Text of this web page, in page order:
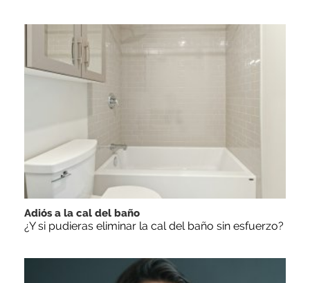
Adiós a la cal del baño
¿Y si pudieras eliminar la cal del baño sin esfuerzo?